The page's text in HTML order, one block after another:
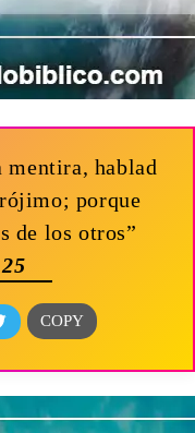
mentira, hablad
porque
de los otros”